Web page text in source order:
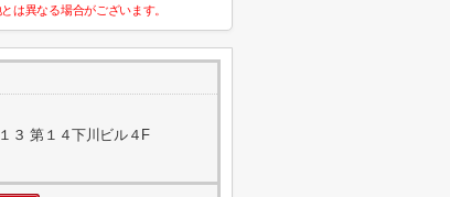
は異なる場合がございます。
３ 第１４下川ビル４F